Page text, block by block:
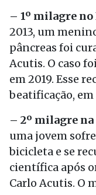
– 1º milagre
2013, um
pâncreas foi
Acutis. O caso
em 2019. Esse
beatificação, em
– 2º milagre na
uma jovem
bicicleta e se
científica após
Carlo Acutis. O